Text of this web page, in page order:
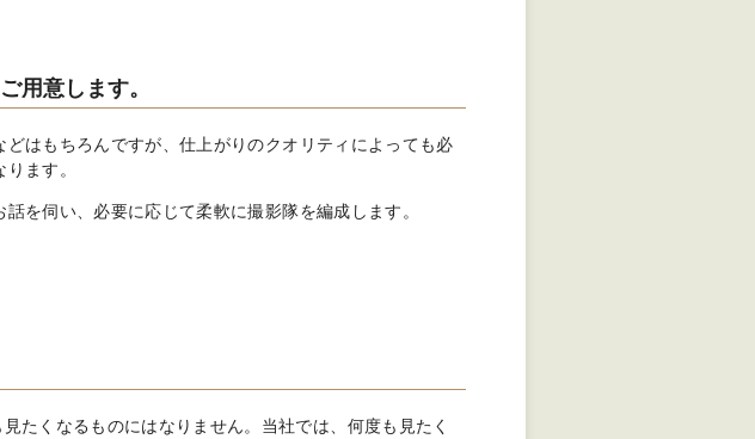
用意します。
はもちろんですが、仕上がりのクオリティによっても必
ます。
を伺い、必要に応じて柔軟に撮影隊を編成します。
たくなるものにはなりません。当社では、何度も見たく